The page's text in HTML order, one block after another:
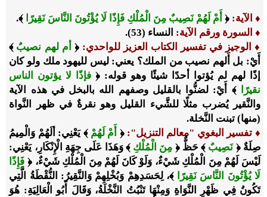
♦ الآية: ﴿ أَمْ لَهُمْ نَصِيبٌ مِنَ الْمُلْكِ فَإِذًا لَا يُؤْتُونَ النَّاسَ نَقِيرًا
﴾.
♦ السورة ورقم الآية: النساء (53).
♦ الوجيز في تفسير الكتاب العزيز للواحدي:﴿ أم لهم نصيبٌ ﴾
أَيْ: بل أَلهم نصيب من الملك؟ يعني: ليس لليهود ملك ولو كان
إذًا لهم لم يُؤتوا أحدًا شيئًا وهو قوله: ﴿ فإذًا لا يؤتون الناس
نقيرًا
﴾ أَيْ: لضنُّوا بالقليل وصفهم الله بالبخل في هذه الآية
والنَّقير يُضرب مثلًا للشَّيء القليل وهو نقرةٌ في ظهر النَّواة
(منها) تبنت النَّخلة.
♦ تفسير البغوي "معالم التنزيل":﴿ أَمْ لَهُمْ ﴾ يَعْنِي: ألَهُمْ وَالْمِيمُ
صِلَةٌ ﴿نَصِيبٌ ﴾ حَظٌّ ﴿ مِنَ الْمُلْكِ ﴾ وَهَذَا عَلَى جِهَةِ الْإِنْكَارِ، يَعْنِي:
لَيْسَ لَهُمْ مِنَ الْمُلْكِ شَيْءٌ، وَلَوْ كَانَ لَهُمْ مِنَ الْمُلْكِ شَيْءٌ، ﴿ فَإِذًا
لَا يُؤْتُونَ النَّاسَ نَقِيرًا
﴾، لِحَسَدِهِمْ وَبُخْلِهِمْ وَالنَّقِيرُ: النُّقْطَةُ الَّتِي
تَكُونُ فِي ظَهْرِ النَّوَاةِ وَمِنْهَا تَنْبُتُ النَّخْلَةُ، وَقَالَ أَبُو الْعَالِيَةِ: هُوَ